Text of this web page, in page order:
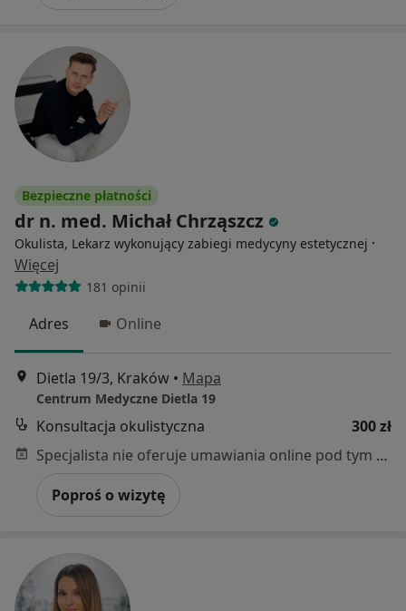
Bezpieczne płatności
dr n. med. Michał Chrząszcz
Okulista, Lekarz wykonujący zabiegi medycyny estetycznej ·
Więcej
181 opinii
Adres Online
Dietla 19/3, Kraków • Mapa
Centrum Medyczne Dietla 19
Konsultacja okulistyczna
300 zł
Specjalista nie oferuje umawiania online pod tym adresem.
Poproś o wizytę